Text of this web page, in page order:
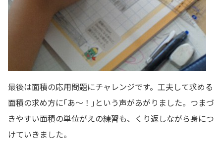
最後は面積の応用問題にチャレンジです。工夫して求める
面積の求め方に｢あ～！｣という声があがりました。つまづ
きやすい面積の単位がえの練習も、くり返しながら身につ
けていきました。